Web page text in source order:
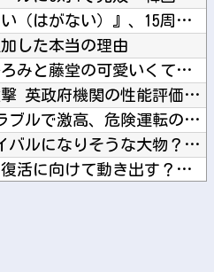
アニメ『僕は友達が少ない（はがない）』、15周年記念にエ●チ...
した本当の理由
「エースをねらえ」のひろみと藤堂の可愛いくて切ない恋模様が好...
AIが指示なくサイバー攻撃 英政府機関の性能評価試験
【マレーシア】 交通トラブルで激高、危険運転の末に側溝へ転落...
【朗報】 伊藤百花のライバルになりそうな大物？がAKB48 ...
ホロライブ「湊あくあ」復活に向けて動き出す？あくたん復帰の意...